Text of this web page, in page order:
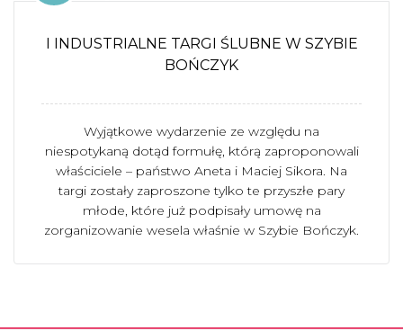
I INDUSTRIALNE TARGI ŚLUBNE W SZYBIE
BOŃCZYK
Wyjątkowe wydarzenie ze względu na
niespotykaną dotąd formułę, którą zaproponowali
właściciele – państwo Aneta i Maciej Sikora. Na
targi zostały zaproszone tylko te przyszłe pary
młode, które już podpisały umowę na
zorganizowanie wesela właśnie w Szybie Bończyk.